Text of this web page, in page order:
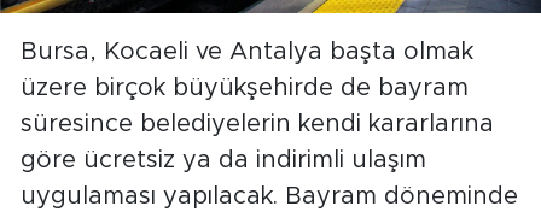
Bursa, Kocaeli ve Antalya başta olmak
üzere birçok büyükşehirde de bayram
süresince belediyelerin kendi kararlarına
göre ücretsiz ya da indirimli ulaşım
uygulaması yapılacak. Bayram döneminde